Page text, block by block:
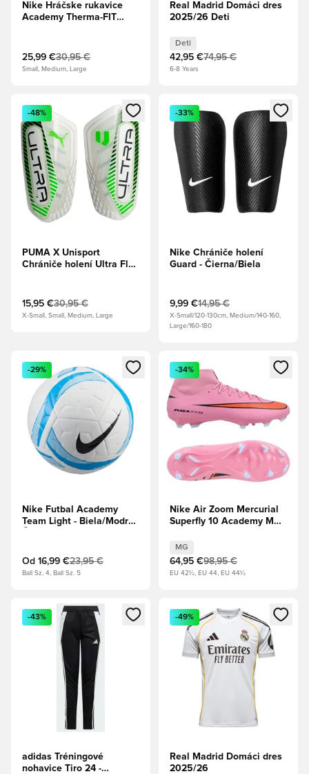
Nike Hráčske rukavice
Academy Therma-FIT
25,99 €30,95 €
Small, Medium, Large
Real Madrid Domáci dres
2025/26 Deti
Deti
42,95 €74,95 €
6-8 Years
Otvorí modál na prihlásenie alebo registráciu ako člen
-48%
PUMA X Unisport
Chrániče holení Ultra Flex
Čierna
15,95 €30,95 €
X-Small, Small, Medium, Large
Otvorí modál na prihlásenie
-33%
Nike Chrániče holení
Guard - Čierna/Biela
9,99 €14,95 €
X-Small/120-130cm, Medium/140-160,
Large/160-180
Otvorí modál na prihlásenie alebo registráciu ako člen
-29%
Nike Futbal Academy
Team Light - Biela/Modrá/
Od 16,99 €23,95 €
Ball Sz. 4, Ball Sz. 5
Otvorí modál na prihlásenie
-34%
Nike Air Zoom Mercurial
Superfly 10 Academy MG
Flamingo/Čierna/Total
Crimson
MG
64,95 €98,95 €
EU 42½, EU 44, EU 44½
Otvorí modál na prihlásenie alebo registráciu ako člen
-43%
adidas Tréningové
nohavice Tiro 24 -
Otvorí modál na prihlásenie
-49%
Real Madrid Domáci dres
2025/26